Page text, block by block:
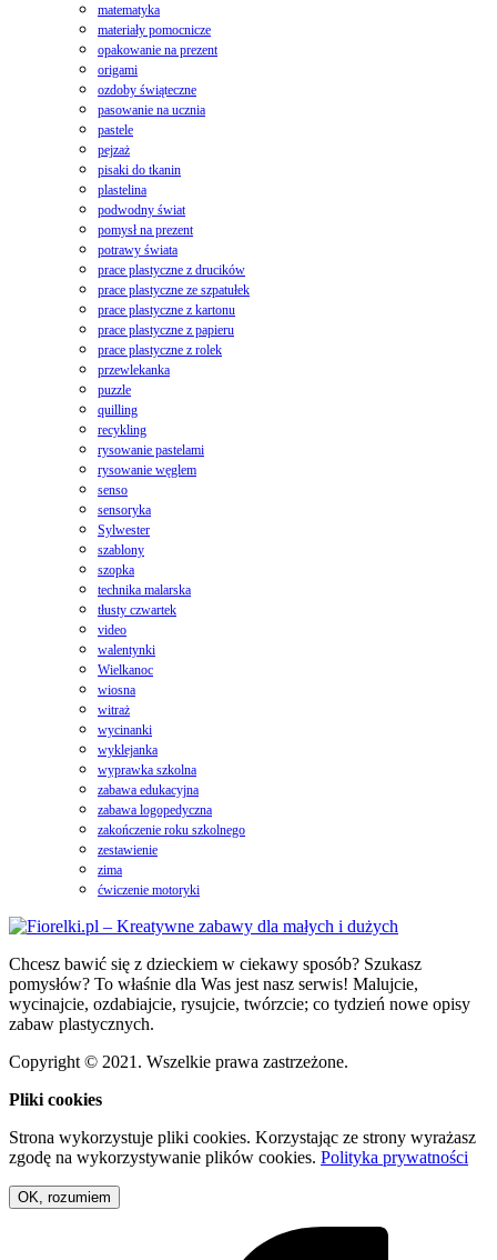
matematyka
materiały pomocnicze
opakowanie na prezent
origami
ozdoby świąteczne
pasowanie na ucznia
pastele
pejzaż
pisaki do tkanin
plastelina
podwodny świat
pomysł na prezent
potrawy świata
prace plastyczne z drucików
prace plastyczne ze szpatułek
prace plastyczne z kartonu
prace plastyczne z papieru
prace plastyczne z rolek
przewlekanka
puzzle
quilling
recykling
rysowanie pastelami
rysowanie węglem
senso
sensoryka
Sylwester
szablony
szopka
technika malarska
tłusty czwartek
video
walentynki
Wielkanoc
wiosna
witraż
wycinanki
wyklejanka
wyprawka szkolna
zabawa edukacyjna
zabawa logopedyczna
zakończenie roku szkolnego
zestawienie
zima
ćwiczenie motoryki
Chcesz bawić się z dzieckiem w ciekawy sposób? Szukasz
pomysłów? To właśnie dla Was jest nasz serwis! Malujcie,
wycinajcie, ozdabiajcie, rysujcie, twórzcie; co tydzień nowe opisy
zabaw plastycznych.
Copyright © 2021. Wszelkie prawa zastrzeżone.
Pliki cookies
Strona wykorzystuje pliki cookies. Korzystając ze strony wyrażasz
zgodę na wykorzystywanie plików cookies. Polityka prywatności
OK, rozumiem